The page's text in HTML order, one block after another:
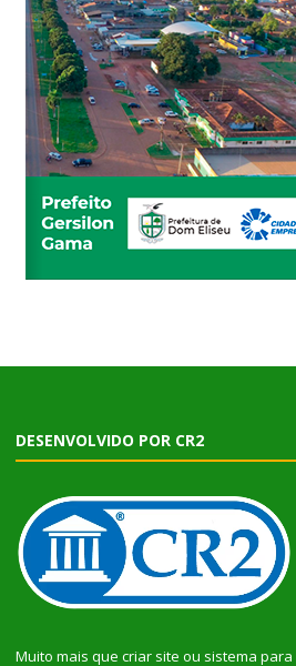
DESENVOLVIDO POR CR2
Muito mais que criar site ou sistema